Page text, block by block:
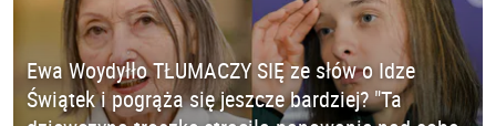
Ewa Woydyłło TŁUMACZY SIĘ ze słów o Idze
Świątek i pogrąża się jeszcze bardziej? "Ta